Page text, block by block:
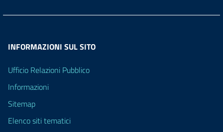
INFORMAZIONI SUL SITO
Ufficio Relazioni Pubblico
Informazioni
Sitemap
Elenco siti tematici